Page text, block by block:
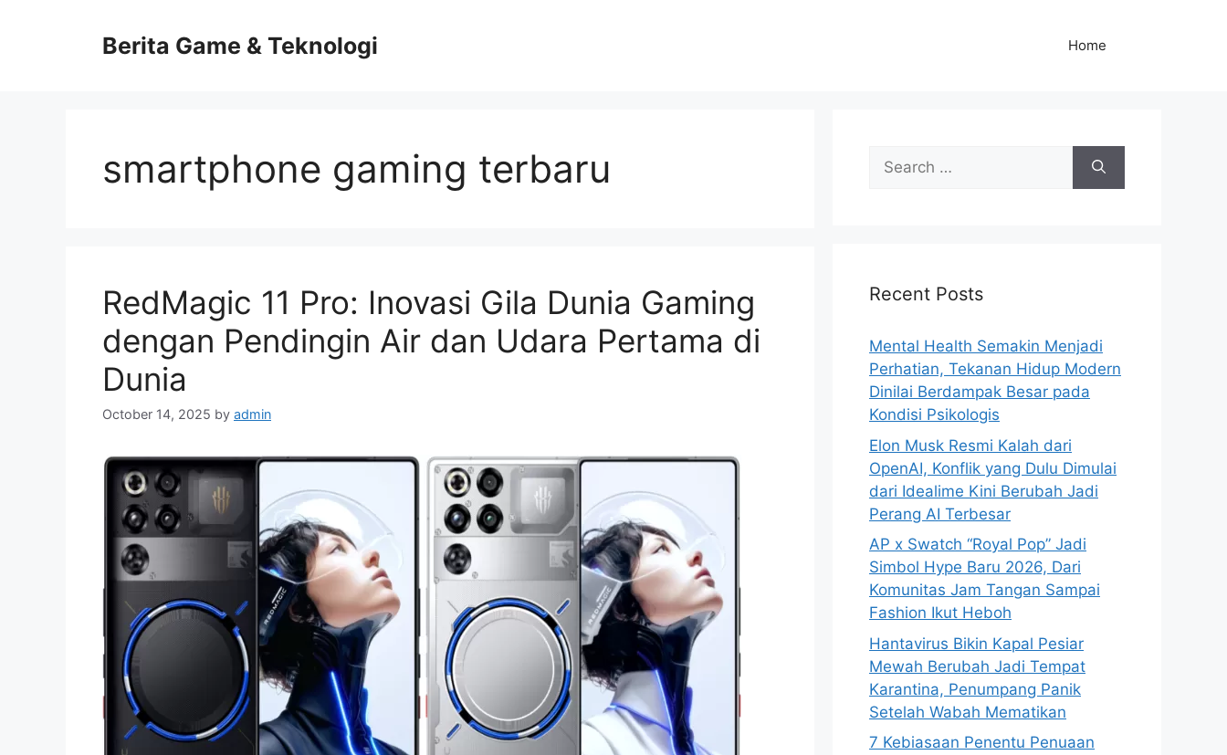
Berita Game & Teknologi Home
smartphone gaming terbaru
RedMagic 11 Pro: Inovasi Gila Dunia Gaming
dengan Pendingin Air dan Udara Pertama di
Dunia
October 14, 2025 by admin
f
r
:
Recent Posts
Mental Health Semakin Menjadi
Perhatian, Tekanan Hidup Modern
Dinilai Berdampak Besar pada
Kondisi Psikologis
Elon Musk Resmi Kalah dari
OpenAI, Konflik yang Dulu Dimulai
dari Idealime Kini Berubah Jadi
Perang AI Terbesar
AP x Swatch “Royal Pop” Jadi
Simbol Hype Baru 2026, Dari
Komunitas Jam Tangan Sampai
Fashion Ikut Heboh
Hantavirus Bikin Kapal Pesiar
Mewah Berubah Jadi Tempat
Karantina, Penumpang Panik
Setelah Wabah Mematikan
7 Kebiasaan Penentu Penuaan